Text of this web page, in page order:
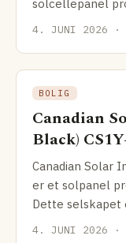
solcellepanel
4. JUNI 2026 ·
BOLIG
Canadian
Black)
Canadian Solar
er et solpanel
Dette selskapet
4. JUNI 2026 ·